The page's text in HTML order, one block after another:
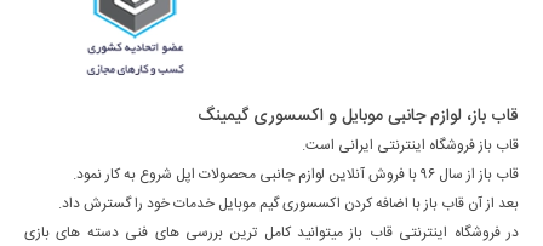
قاب باز، لوازم جانبی موبایل و اکسسوری گیمینگ
قاب باز فروشگاه اینترنتی ایرانی است.
قاب باز از سال ۹۶ با فروش آنلاین لوازم جانبی محصولات اپل شروع به کار نمود.
بعد از آن قاب باز با اضافه کردن اکسسوری گیم موبایل خدمات خود را گسترش داد.
در فروشگاه اینترنتی قاب باز میتوانید کامل ترین بررسی های فنی دسته های بازی